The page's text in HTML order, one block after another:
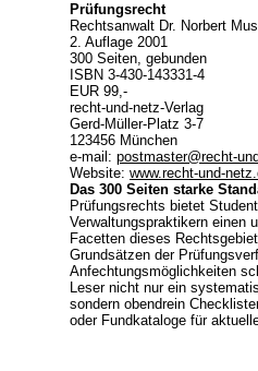
Prüfungsrecht
Rechtsanwalt Dr. Norbert
2. Auflage 2001
300 Seiten, gebunden
ISBN 3-430-143331-4
EUR 99,-
recht-und-netz-Verlag
Gerd-Müller-Platz 3-7
123456 München
e-mail: postmaster@recht-
Website: www.recht-und-
Das 300 Seiten starke
Prüfungsrechts bietet
Verwaltungspraktikern einen
Facetten dieses
Grundsätzen der
Anfechtungsmöglichkeiten
Leser nicht nur ein
sondern obendrein
oder Fundkataloge für